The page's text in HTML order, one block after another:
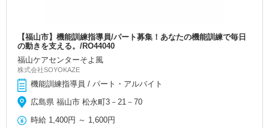
【福山市】機能訓練指導員/パート募集！あなたの機能訓練で毎日
の動きを支える。/RO44040
福山ケアセンターそよ風
株式会社SOYOKAZE
機能訓練指導員 / パート・アルバイト
広島県 福山市 松永町3－21－70
時給 1,400円 ～ 1,600円